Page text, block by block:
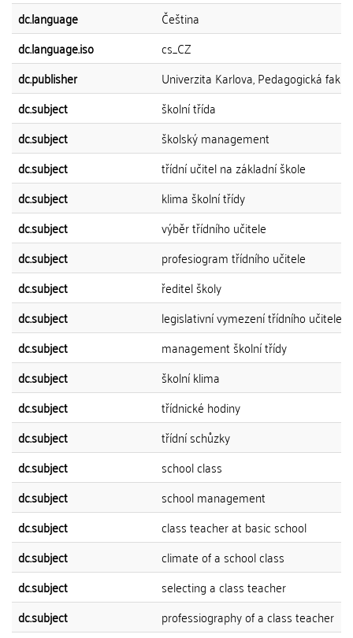
dc.language
Čeština
dc.language.iso
cs_CZ
dc.publisher
Univerzita Karlova, Pedagogická
dc.subject
školní třída
dc.subject
školský management
dc.subject
třídní učitel na základní škole
dc.subject
klima školní třídy
dc.subject
výběr třídního učitele
dc.subject
profesiogram třídního učitele
dc.subject
ředitel školy
dc.subject
legislativní vymezení třídního učitele
dc.subject
management školní třídy
dc.subject
školní klima
dc.subject
třídnické hodiny
dc.subject
třídní schůzky
dc.subject
school class
dc.subject
school management
dc.subject
class teacher at basic school
dc.subject
climate of a school class
dc.subject
selecting a class teacher
dc.subject
professiography of a class teacher